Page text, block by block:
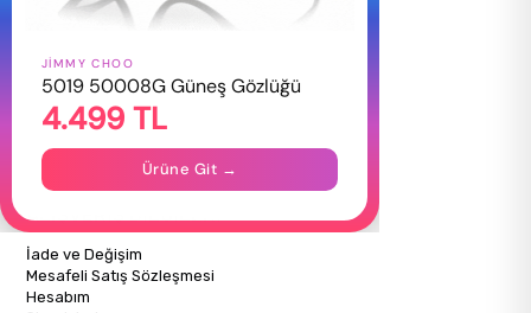
HAKKIMIZDA
Hakkımızda
Gizlilik Politikası
İletişim
Mağazalarımız
ALIŞVERİŞ BİLGİLERİ
İade ve Değişim
Mesafeli Satış Sözleşmesi
Hesabım
JIMMY CHOO
5019 50008G Güneş Gözlüğü
4.499 TL
Ürüne Git →